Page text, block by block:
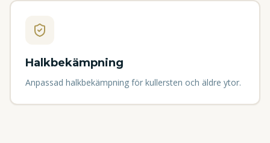
Halkbekämpning
Anpassad halkbekämpning för kullersten och äldre ytor.